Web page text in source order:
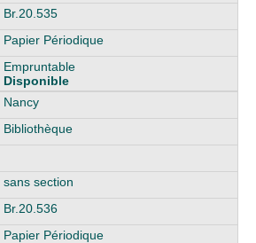
Br.20.535
Papier Périodique
Empruntable
Disponible
Nancy
Bibliothèque
sans section
Br.20.536
Papier Périodique